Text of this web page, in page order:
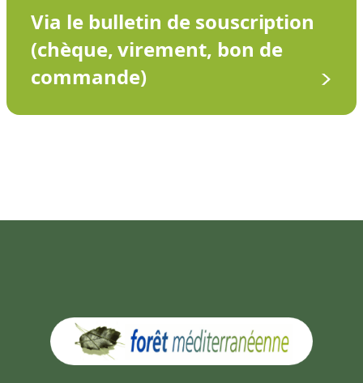
Via le bulletin de souscription
(chèque, virement, bon de
commande)